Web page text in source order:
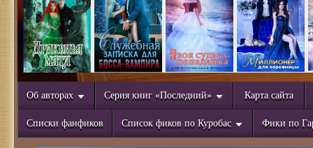
Об авторах Серия книг «Последний» Карта сайта
Списки фанфиков Список фиков по Куробас Фики по